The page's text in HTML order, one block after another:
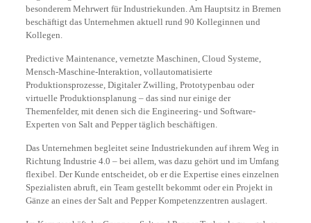
besonderem Mehrwert für Industriekunden. Am Hauptsitz in Bremen
beschäftigt das Unternehmen aktuell rund 90 Kolleginnen und
Kollegen.
Predictive Maintenance, vernetzte Maschinen, Cloud Systeme,
Mensch-Maschine-Interaktion, vollautomatisierte
Produktionsprozesse, Digitaler Zwilling, Prototypenbau oder
virtuelle Produktionsplanung – das sind nur einige der
Themenfelder, mit denen sich die Engineering- und Software-
Experten von Salt and Pepper täglich beschäftigen.
Das Unternehmen begleitet seine Industriekunden auf ihrem Weg in
Richtung Industrie 4.0 – bei allem, was dazu gehört und im Umfang
flexibel. Der Kunde entscheidet, ob er die Expertise eines einzelnen
Spezialisten abruft, ein Team gestellt bekommt oder ein Projekt in
Gänze an eines der Salt and Pepper Kompetenzzentren auslagert.